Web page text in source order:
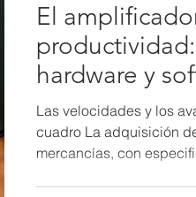
El
hardware y
Las velocidades y los
cuadro La adquisición
mercancías, con